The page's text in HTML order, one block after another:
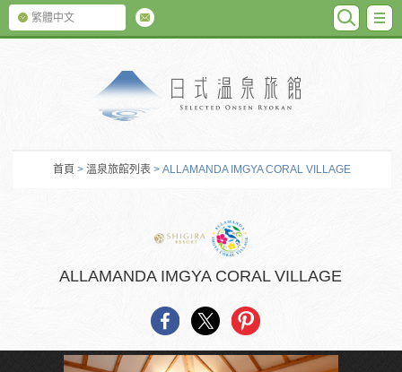
繁體中文
首頁 > 溫泉旅館列表 > ALLAMANDA IMGYA CORAL VILLAGE
ALLAMANDA IMGYA CORAL VILLAGE